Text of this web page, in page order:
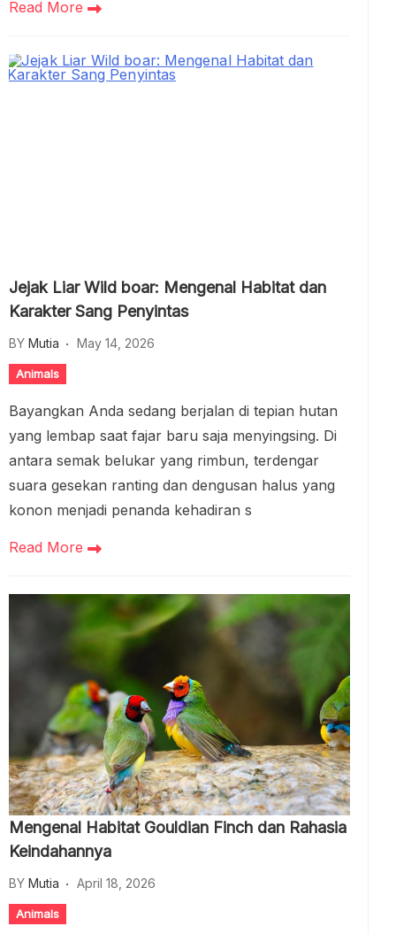
Read More
Jejak Liar Wild boar: Mengenal Habitat dan
Karakter Sang Penyintas
BY Mutia May 14, 2026
Animals
Bayangkan Anda sedang berjalan di tepian hutan
yang lembap saat fajar baru saja menyingsing. Di
antara semak belukar yang rimbun, terdengar
suara gesekan ranting dan dengusan halus yang
konon menjadi penanda kehadiran s
Read More
Mengenal Habitat Gouldian Finch dan Rahasia
Keindahannya
BY Mutia April 18, 2026
Animals